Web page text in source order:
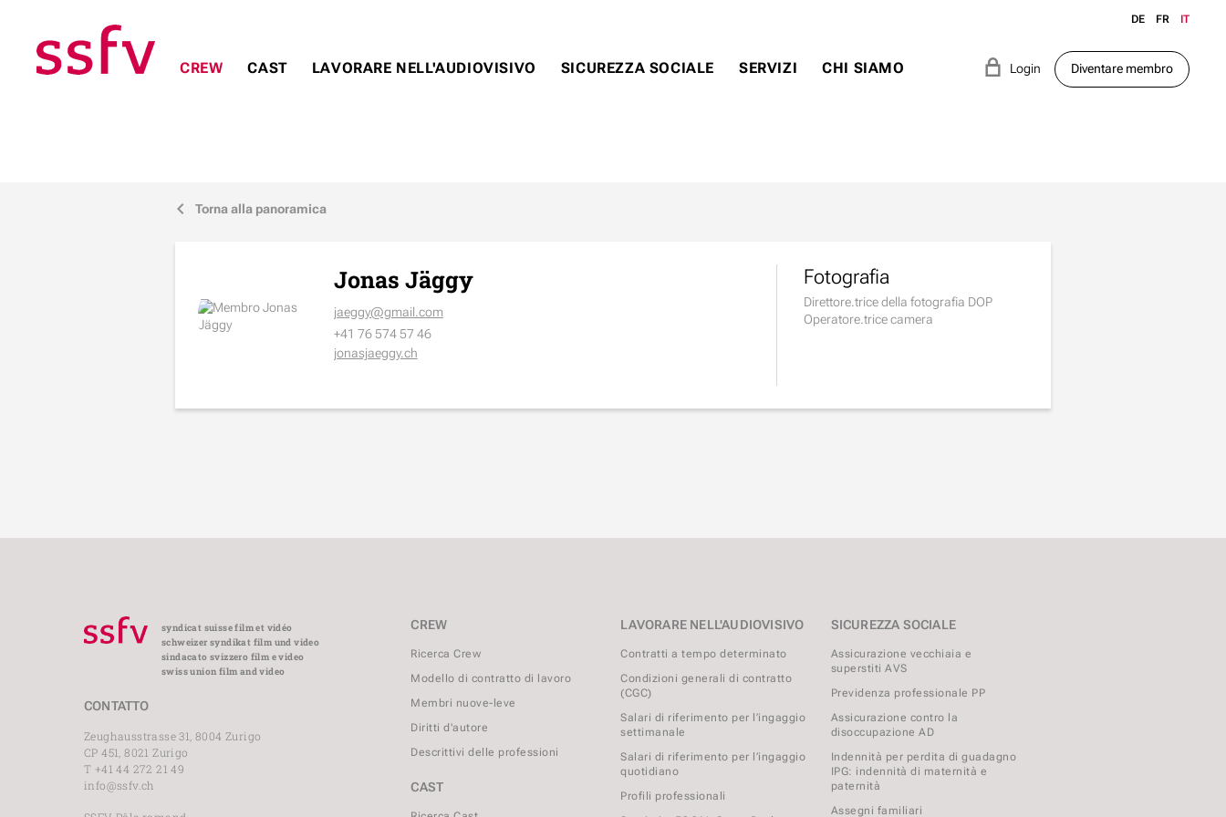
CREW CAST LAVORARE NELL'AUDIOVISIVO SICUREZZA SOCIALE SERVIZI CHI SIAMO
DE FR IT
e Login Diventare membro
j Torna alla panoramica
Jonas Jäggy
jaeggy@gmail.com
+41 76 574 57 46
jonasjaeggy.ch
Fotografia
Direttore.trice della fotografia DOP
Operatore.trice camera
syndicat suisse film et vidéo
schweizer syndikat film und video
sindacato svizzero film e video
swiss union film and video
CONTATTO
Zeughausstrasse 31, 8004 Zurigo
CP 451, 8021 Zurigo
T +41 44 272 21 49
info@ssfv.ch
CREW
Ricerca Crew
Modello di contratto di lavoro
Membri nuove-leve
Diritti d'autore
Descrittivi delle professioni
CAST
LAVORARE NELL'AUDIOVISIVO
Contratti a tempo determinato
Condizioni generali di contratto
(CGC)
Salari di riferimento per l’ingaggio
settimanale
Salari di riferimento per l’ingaggio
quotidiano
Profili professionali
SICUREZZA SOCIALE
Assicurazione vecchiaia e
superstiti AVS
Previdenza professionale PP
Assicurazione contro la
disoccupazione AD
Indennità per perdita di guadagno
IPG: indennità di maternità e
paternità
Assegni familiari